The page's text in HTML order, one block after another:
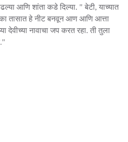
आणि शांता कडे दिल्या. " बेटी, याच्यात
तासात हे नीट बनवून आण आणि आत्ता
देवीच्या नावाचा जप करत रहा. ती तुला